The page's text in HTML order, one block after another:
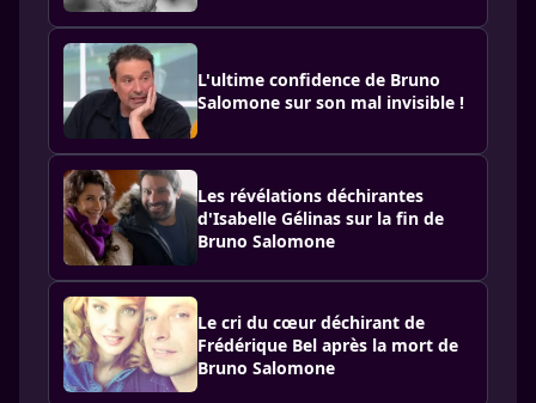
L'ultime confidence de Bruno
Salomone sur son mal invisible !
Les révélations déchirantes
d'Isabelle Gélinas sur la fin de
Bruno Salomone
Le cri du cœur déchirant de
Frédérique Bel après la mort de
Bruno Salomone